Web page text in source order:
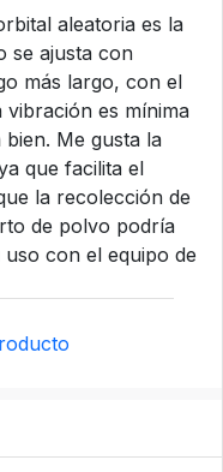
aleatoria es la
se ajusta con
más largo, con el
vibración es mínima
Me gusta la
que facilita el
la recolección de
de polvo podría
con el equipo de